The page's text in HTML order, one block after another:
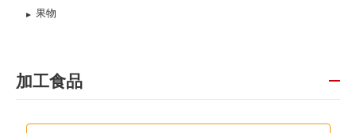
果物
加工食品